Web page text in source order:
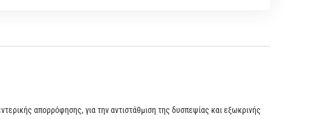
απορρόφησης, για την αντιστάθμιση της δυσπεψίας και εξωκρινής